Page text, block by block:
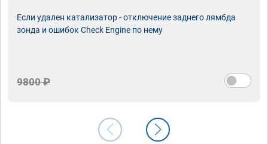
Если удален катализатор - отключение заднего лямбда
зонда и ошибок Check Engine по нему
9800 ₽